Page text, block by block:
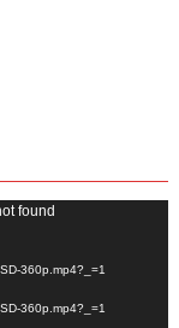
found
360p.mp4?_=1
360p.mp4?_=1